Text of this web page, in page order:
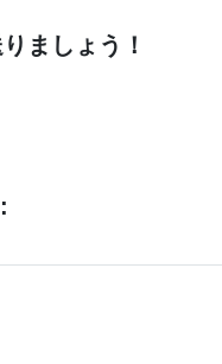
ましょう！